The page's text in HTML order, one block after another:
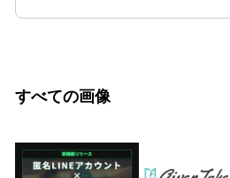
すべての画像